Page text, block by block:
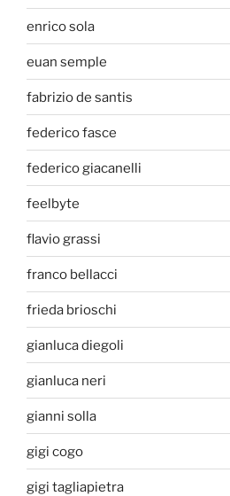
enrico sola
euan semple
fabrizio de santis
federico fasce
federico giacanelli
feelbyte
flavio grassi
franco bellacci
frieda brioschi
gianluca diegoli
gianluca neri
gianni solla
gigi cogo
gigi tagliapietra